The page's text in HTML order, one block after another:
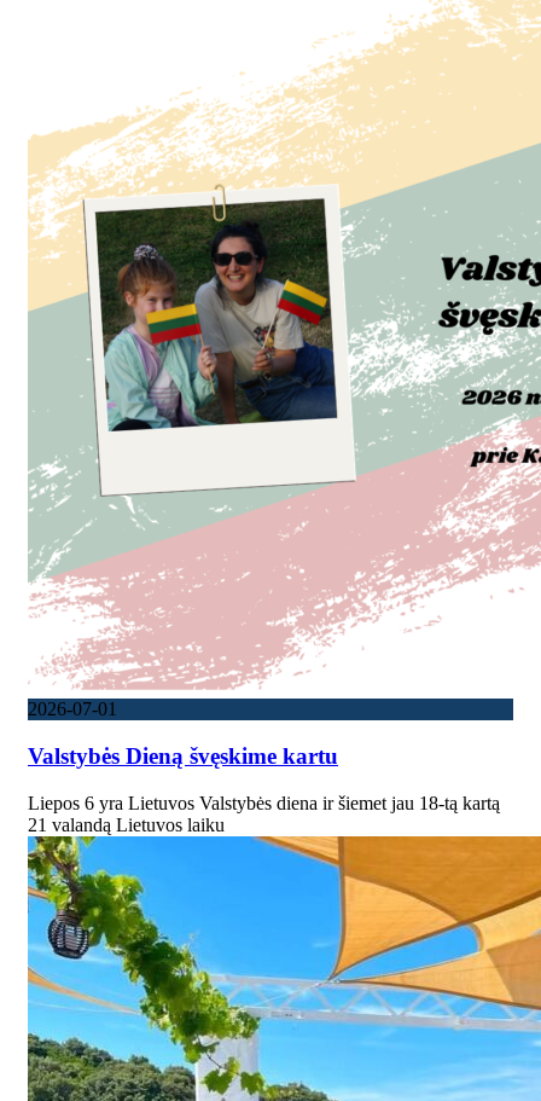
2026-07-01
Valstybės Dieną švęskime kartu
Liepos 6 yra Lietuvos Valstybės diena ir šiemet jau 18-tą kartą
21 valandą Lietuvos laiku